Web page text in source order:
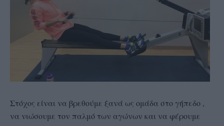
Στόχος είναι να βρεθούμε ξανά ως ομάδα στο γήπεδο ,
να νιώσουμε τον παλμό των αγώνων και να φέρουμε